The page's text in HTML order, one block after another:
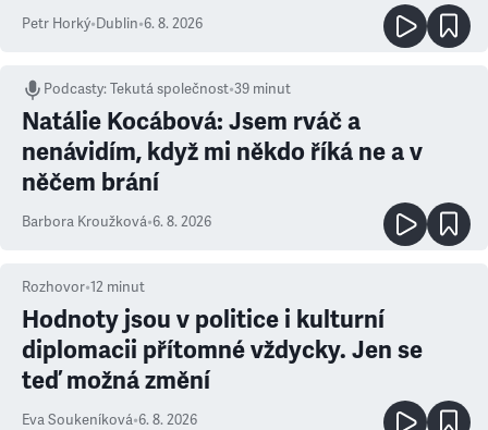
Petr Horký•Dublin•6. 8. 2026
Podcasty:Tekutá společnost•39 minut
Natálie Kocábová: Jsem rváč a
nenávidím, když mi někdo říká ne a v
něčem brání
Barbora Kroužková•6. 8. 2026
Rozhovor•12 minut
Hodnoty jsou v politice i kulturní
diplomacii přítomné vždycky. Jen se
teď možná změní
Eva Soukeníková•6. 8. 2026